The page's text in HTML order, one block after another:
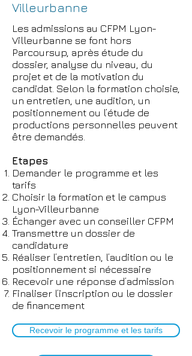
Villeurbanne
Les admissions au CFPM Lyon-
Villeurbanne se font hors
Parcoursup, après étude du
dossier, analyse du niveau, du
projet et de la motivation du
candidat. Selon la formation choisie,
un entretien, une audition, un
positionnement ou l’étude de
productions personnelles peuvent
être demandés.
Etapes
Demander le programme et les
tarifs
Choisir la formation et le campus
Lyon-Villeurbanne
Échanger avec un conseiller CFPM
Transmettre un dossier de
candidature
Réaliser l’entretien, l’audition ou le
positionnement si nécessaire
Recevoir une réponse d’admission
Finaliser l’inscription ou le dossier
de financement
Recevoir le programme et les tarifs